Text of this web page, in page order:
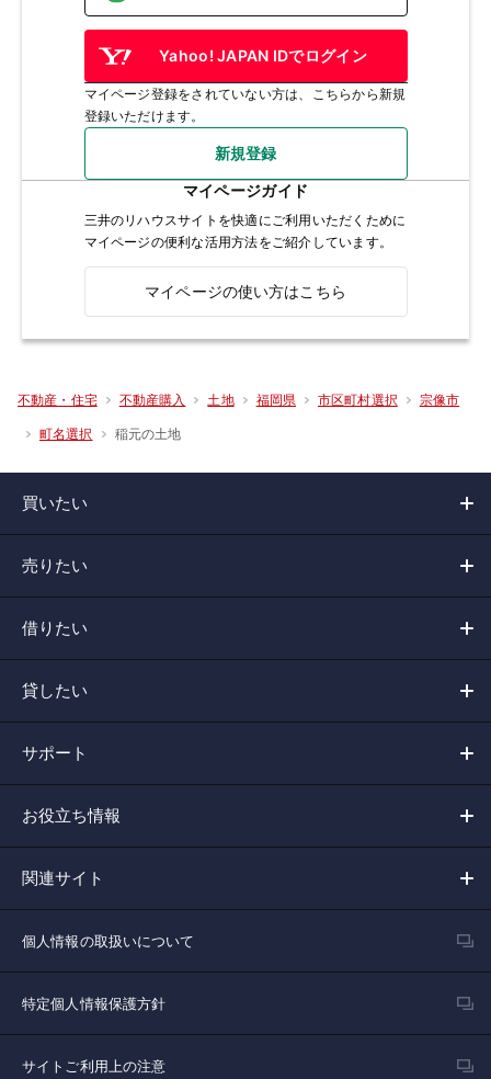
Yahoo! JAPAN IDでログイン
マイページ登録をされていない方は、こちらから新規
登録いただけます。
新規登録
マイページガイド
三井のリハウスサイトを快適にご利用いただくために
マイページの便利な活用方法をご紹介しています。
マイページの使い方はこちら
不動産・住宅 不動産購入 土地 福岡県 市区町村選択 宗像市
町名選択 稲元の土地
買いたい
売りたい
借りたい
貸したい
サポート
お役立ち情報
関連サイト
個人情報の取扱いについて
特定個人情報保護方針
サイトご利用上の注意